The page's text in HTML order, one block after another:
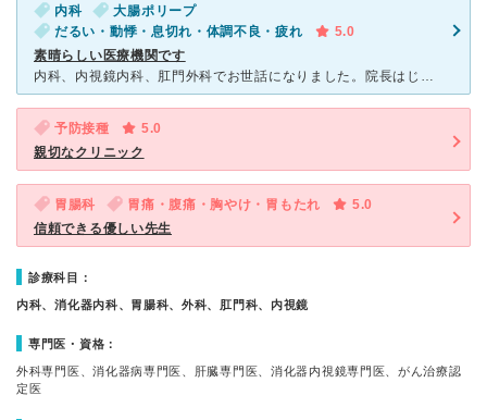
内科
大腸ポリープ
だるい・動悸・息切れ・体調不良・疲れ
5.0
素晴らしい医療機関です
内科、内視鏡内科、肛門外科でお世話になりました。院長はじめ皆様本当に丁寧で優しくご対応くださり、具合が悪くてなんとなく体調が不安な時でも、安心して受診することができました。検査の結果、ポリープも取るこ
予防接種
5.0
親切なクリニック
胃腸科 胃痛・腹痛・胸やけ・胃もたれ
5.0
信頼できる優しい先生
診療科目：
内科、消化器内科、胃腸科、外科、肛門科、内視鏡
専門医・資格：
外科専門医、消化器病専門医、肝臓専門医、消化器内視鏡専門医、がん治療認
定医